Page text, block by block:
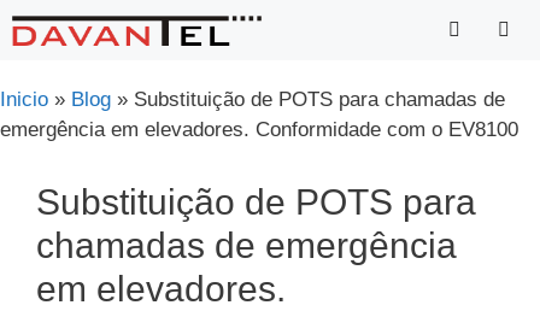
Saltar
para
conteúdo
Menu
Inicio » Blog » Substituição de POTS para chamadas de
emergência em elevadores. Conformidade com o EV8100
Substituição de POTS para
chamadas de emergência
em elevadores.